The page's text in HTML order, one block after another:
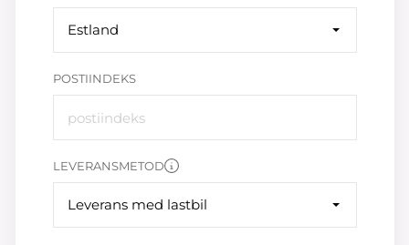
Estland
POSTIINDEKS
LEVERANSMETOD
Leverans med lastbil